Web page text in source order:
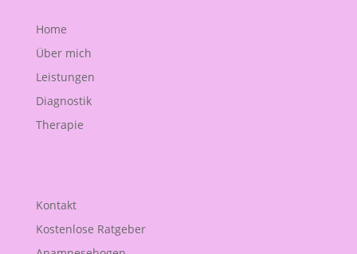
Home
Über mich
Leistungen
Diagnostik
Therapie
Kontakt
Kostenlose Ratgeber